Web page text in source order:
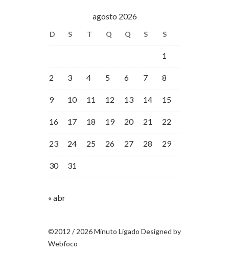
agosto 2026
D S T Q Q S S
1
2 3 4 5 6 7 8
9 10 11 12 13 14 15
16 17 18 19 20 21 22
23 24 25 26 27 28 29
30 31
« abr
©2012 / 2026 Minuto Ligado Designed by
Webfoco